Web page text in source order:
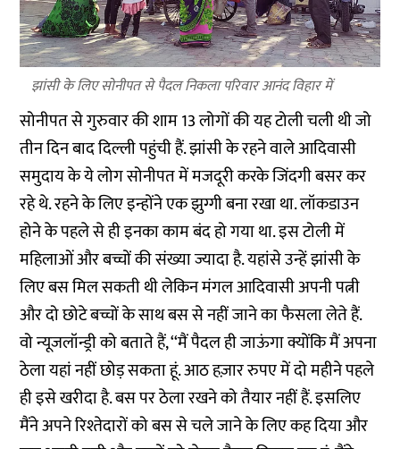
झांसी के लिए सोनीपत से पैदल निकला परिवार आनंद विहार में
सोनीपत से गुरुवार की शाम 13 लोगों की यह टोली चली थी जो
तीन दिन बाद दिल्ली पहुंची हैं. झांसी के रहने वाले आदिवासी
समुदाय के ये लोग सोनीपत में मजदूरी करके जिंदगी बसर कर
रहे थे. रहने के लिए इन्होंने एक झुग्गी बना रखा था. लॉकडाउन
होने के पहले से ही इनका काम बंद हो गया था. इस टोली में
महिलाओं और बच्चों की संख्या ज्यादा है. यहांसे उन्हें झांसी के
लिए बस मिल सकती थी लेकिन मंगल आदिवासी अपनी पत्नी
और दो छोटे बच्चों के साथ बस से नहीं जाने का फैसला लेते हैं.
वो न्यूजलॉन्ड्री को बताते हैं, ‘‘मैं पैदल ही जाऊंगा क्योंकि मैं अपना
ठेला यहां नहीं छोड़ सकता हूं. आठ हज़ार रुपए में दो महीने पहले
ही इसे खरीदा है. बस पर ठेला रखने को तैयार नहीं हैं. इसलिए
मैंने अपने रिश्तेदारों को बस से चले जाने के लिए कह दिया और